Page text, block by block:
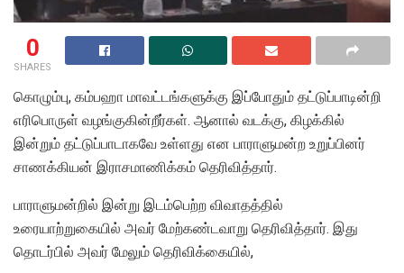
0
SHARES
கொழும்பு, கம்பஹா மாவட்டங்களுக்கு இப்போதும் தட்டுப்பாடின்றி
எரிபொருள் வழங்குகின்றீர்கள். ஆனால் வடக்கு, கிழக்கில்
இன்றும் தட்டுப்பாடாகவே உள்ளது என பாராளுமன்ற உறுப்பினர்
சாணக்கியன் இராசமாணிக்கம் தெரிவித்தார்.
பாராளுமன்றில் இன்று இடம்பெற்ற விவாதத்தில்
உரையாற்றுகையில் அவர் மேற்கண்டவாறு தெரிவித்தார். இது
தொடர்பில் அவர் மேலும் தெரிவிக்கையில்,